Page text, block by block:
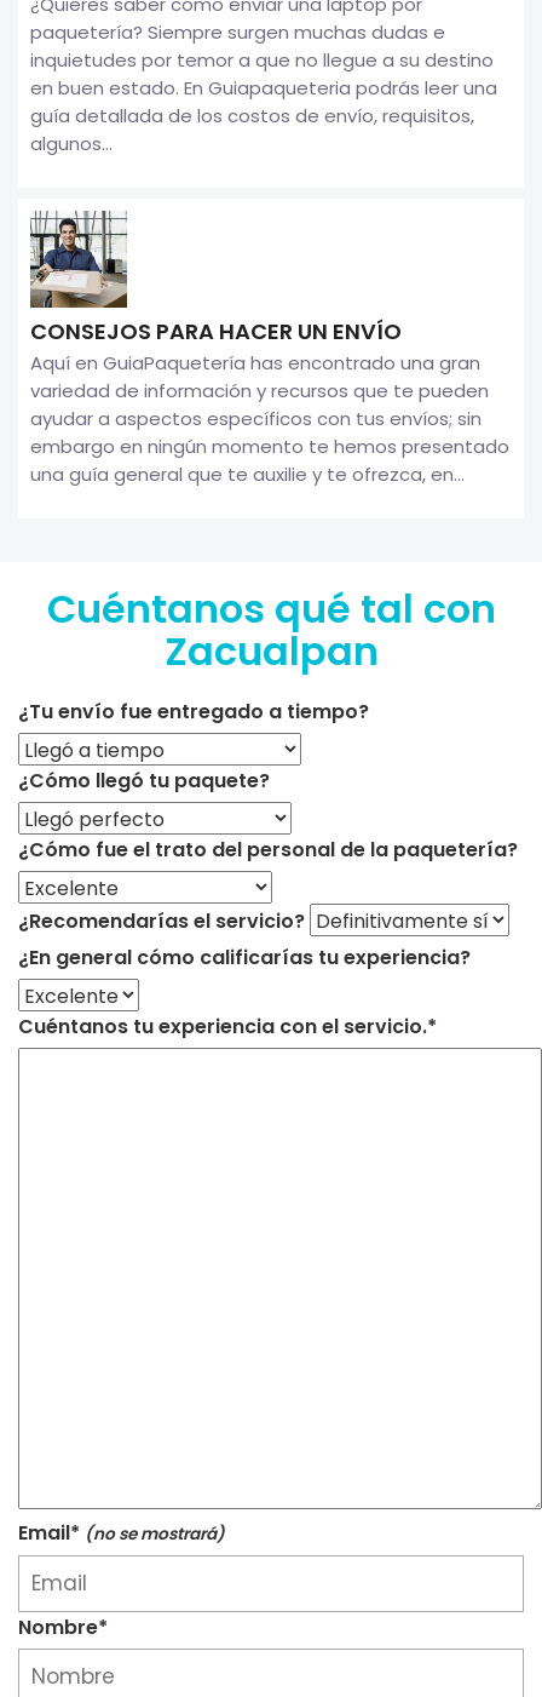
paquetería? Siempre surgen muchas dudas e
inquietudes por temor a que no llegue a su destino
en buen estado. En Guiapaqueteria podrás leer una
guía detallada de los costos de envío, requisitos,
algunos...
CONSEJOS PARA HACER UN ENVÍO
Aquí en GuiaPaquetería has encontrado una gran
variedad de información y recursos que te pueden
ayudar a aspectos específicos con tus envíos; sin
embargo en ningún momento te hemos presentado
una guía general que te auxilie y te ofrezca, en...
Cuéntanos qué tal con
Zacualpan
¿Tu envío fue entregado a tiempo?
¿Cómo llegó tu paquete?
¿Cómo fue el trato del personal de la paquetería?
¿Recomendarías el servicio?
¿En general cómo calificarías tu experiencia?
Cuéntanos tu experiencia con el servicio.*
Email* (no se mostrará)
Nombre*